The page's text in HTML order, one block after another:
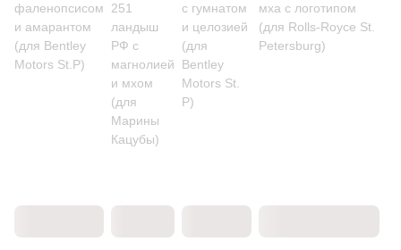
фаленопсисом
и амарантом
(для Bentley
Motors St.P)
251
ландыш
РФ с
магнолией
и мхом
(для
Марины
Кацубы)
с гумнатом
и целозией
(для
Bentley
Motors St.
P)
мха с логотипом
(для Rolls-Royce St.
Petersburg)